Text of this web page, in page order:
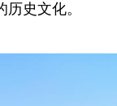
史文化。